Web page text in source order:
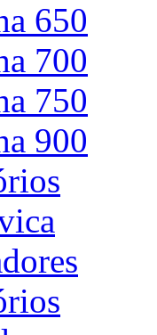
650
700
750
900